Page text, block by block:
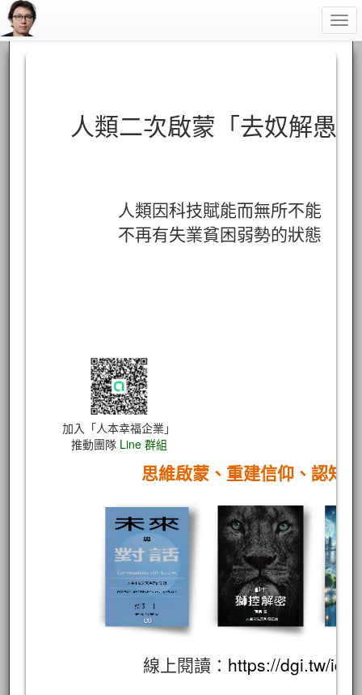
人類二次啟蒙「去奴解愚
人類因科技賦能而無所不能
不再有失業貧困弱勢的狀態
加入「人本幸福企業」
推動團隊 Line 群組
思維啟蒙、重建信仰、認知
線上閱讀： https://dgi.tw/id/